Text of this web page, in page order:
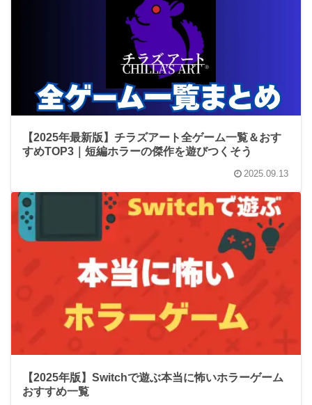
【2025年最新版】チラズアート全ゲーム一覧＆おす
すめTOP3｜短編ホラーの傑作を遊びつくそう
2025.09.13
【2025年版】Switchで遊ぶ本当に怖いホラーゲーム
おすすめ一覧